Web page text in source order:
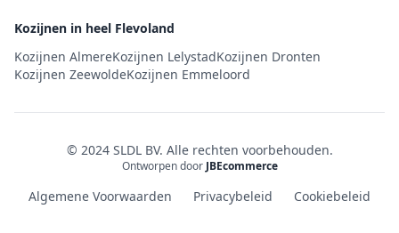
Kozijnen in heel Flevoland
Kozijnen AlmereKozijnen LelystadKozijnen Dronten
Kozijnen ZeewoldeKozijnen Emmeloord
© 2024 SLDL BV. Alle rechten voorbehouden.
Ontworpen door JBEcommerce
Algemene Voorwaarden Privacybeleid Cookiebeleid